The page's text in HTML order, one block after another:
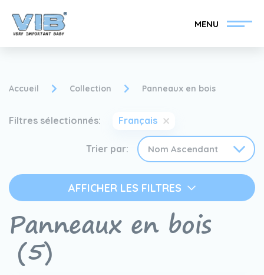
MENU
Collection
nouvelles
Trouvez votre
revendeur VIB®
Contact
Accueil Collection Panneaux en bois
Filtres sélectionnés: Français
Trier par:
AFFICHER LES FILTRES
Panneaux en bois
(5)